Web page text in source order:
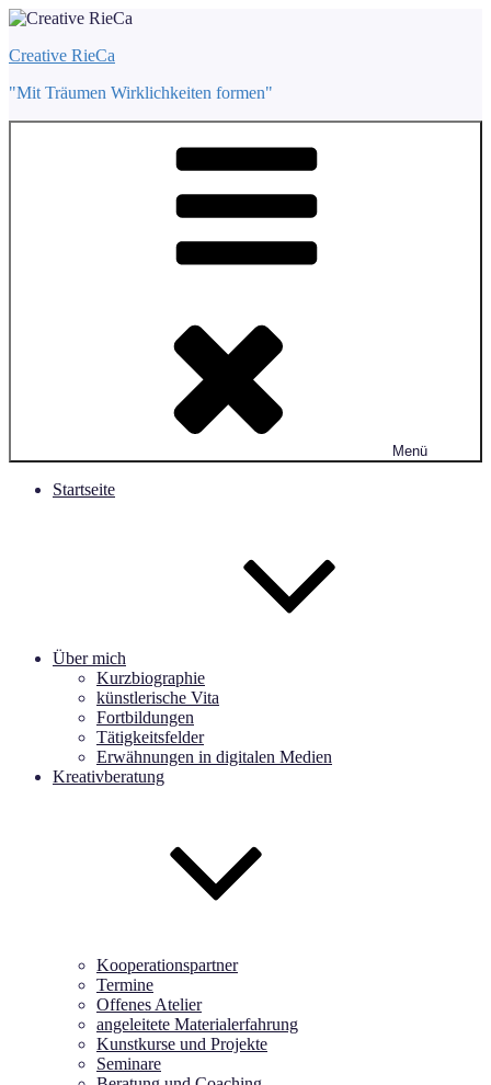
Zum
springen
Creative RieCa
"Mit Träumen Wirklichkeiten formen"
Menü
Startseite
Über mich
Kurzbiographie
künstlerische Vita
Fortbildungen
Tätigkeitsfelder
Erwähnungen in digitalen Medien
Kreativberatung
Kooperationspartner
Termine
Offenes Atelier
angeleitete Materialerfahrung
Kunstkurse und Projekte
Seminare